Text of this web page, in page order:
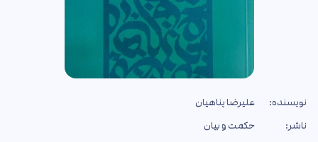
نویسنده:
علیرضا پناهیان
ناشر:
حکمت و بیان